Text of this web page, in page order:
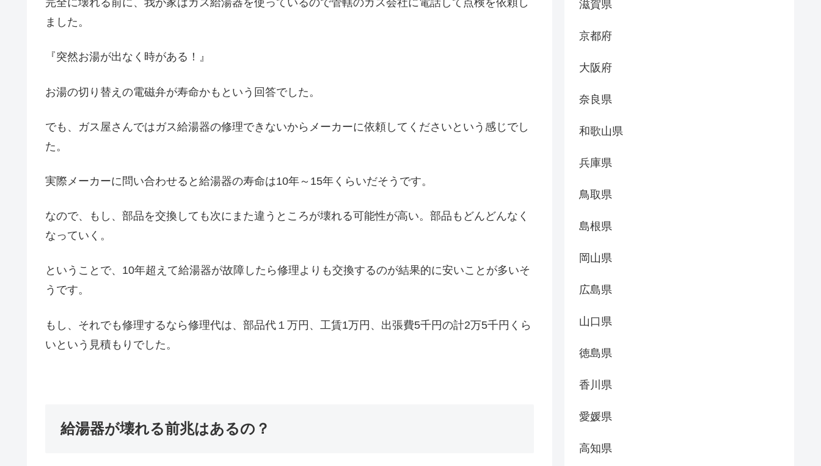
完全に壊れる前に、我が家はガス給湯器を使っているので管轄のガス会社に電話して点検を依頼し
ました。
『突然お湯が出なく時がある！』
お湯の切り替えの電磁弁が寿命かもという回答でした。
でも、ガス屋さんではガス給湯器の修理できないからメーカーに依頼してくださいという感じでし
た。
実際メーカーに問い合わせると給湯器の寿命は10年～15年くらいだそうです。
なので、もし、部品を交換しても次にまた違うところが壊れる可能性が高い。部品もどんどんなく
なっていく。
ということで、10年超えて給湯器が故障したら修理よりも交換するのが結果的に安いことが多いそ
うです。
もし、それでも修理するなら修理代は、部品代１万円、工賃1万円、出張費5千円の計2万5千円くら
いという見積もりでした。
給湯器が壊れる前兆はあるの？
滋賀県
京都府
大阪府
奈良県
和歌山県
兵庫県
鳥取県
島根県
岡山県
広島県
山口県
徳島県
香川県
愛媛県
高知県